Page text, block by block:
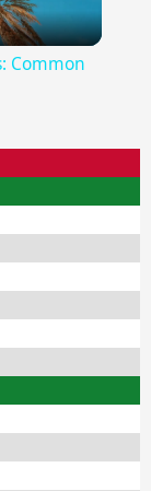
Common